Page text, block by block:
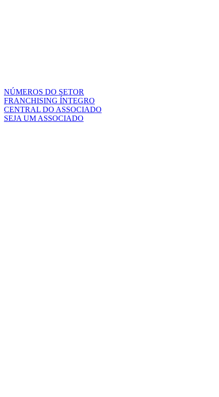
NÚMEROS DO SETOR
FRANCHISING ÍNTEGRO
CENTRAL DO ASSOCIADO
SEJA UM ASSOCIADO